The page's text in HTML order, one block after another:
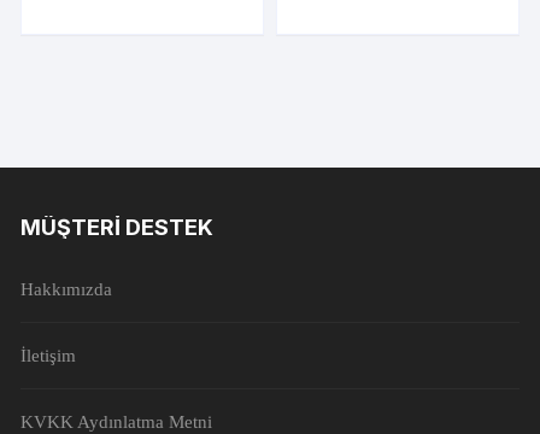
MÜŞTERI DESTEK
Hakkımızda
İletişim
KVKK Aydınlatma Metni